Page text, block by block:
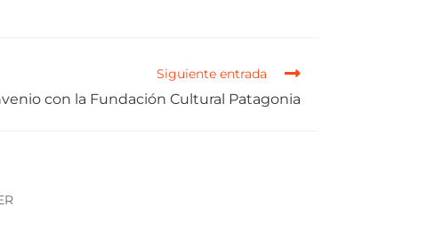
Siguiente entrada
con la Fundación Cultural Patagonia